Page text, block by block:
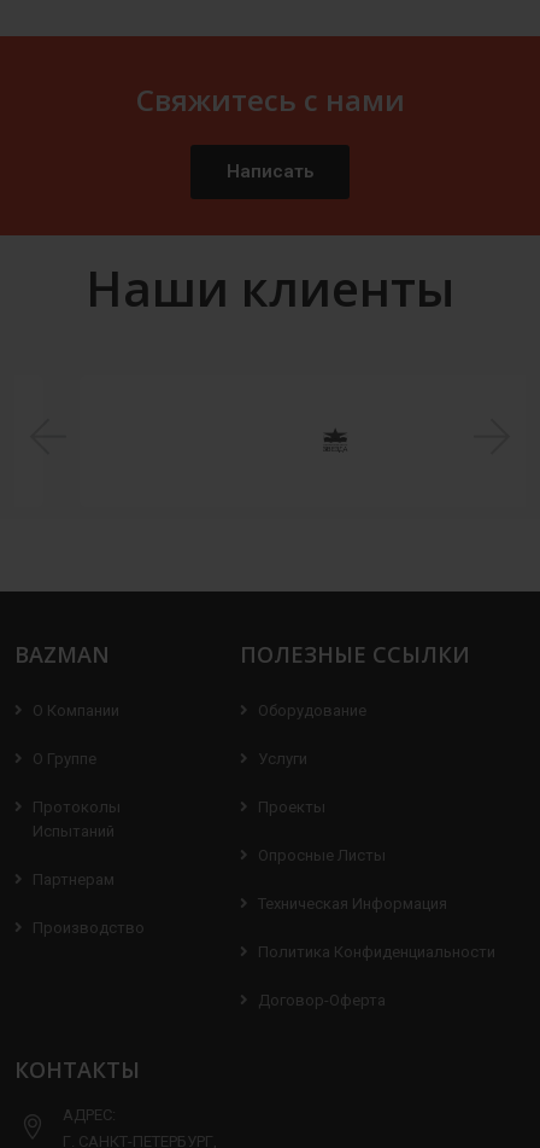
Свяжитесь с нами
Написать
Наши клиенты
BAZMAN
О Компании
О Группе
Протоколы
Испытаний
Партнерам
Производство
ПОЛЕЗНЫЕ ССЫЛКИ
Оборудование
Услуги
Проекты
Опросные Листы
Техническая Информация
Политика Конфиденциальности
Договор-Оферта
КОНТАКТЫ
АДРЕС:
Г. САНКТ-ПЕТЕРБУРГ,